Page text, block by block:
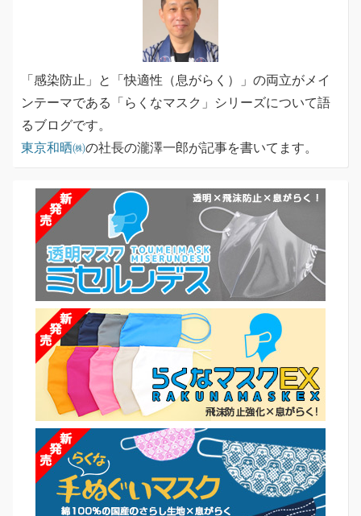
「感染防止」と「快適性（息がらく）」の両立がメイ
ンテーマである「らくなマスク」シリーズについて語
るブログです。
東京和晒㈱の社長の瀧澤一郎が記事を書いてます。